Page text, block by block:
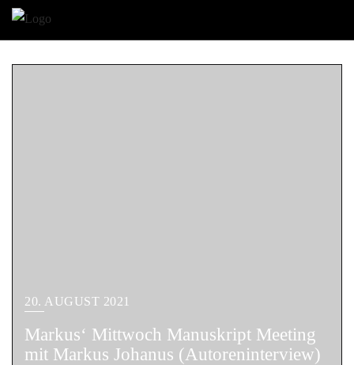
20. AUGUST 2021
Markus‘ Mittwoch Manuskript Meeting
mit Markus Johanus (Autoreninterview)